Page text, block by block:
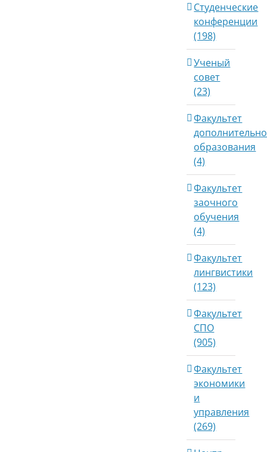
Студенческие
конференции
(198)
Ученый
совет
(23)
Факультет
образования
(4)
Факультет
заочного
обучения
(4)
Факультет
лингвистики
(123)
Факультет
СПО
(905)
Факультет
экономики
и
управления
(269)